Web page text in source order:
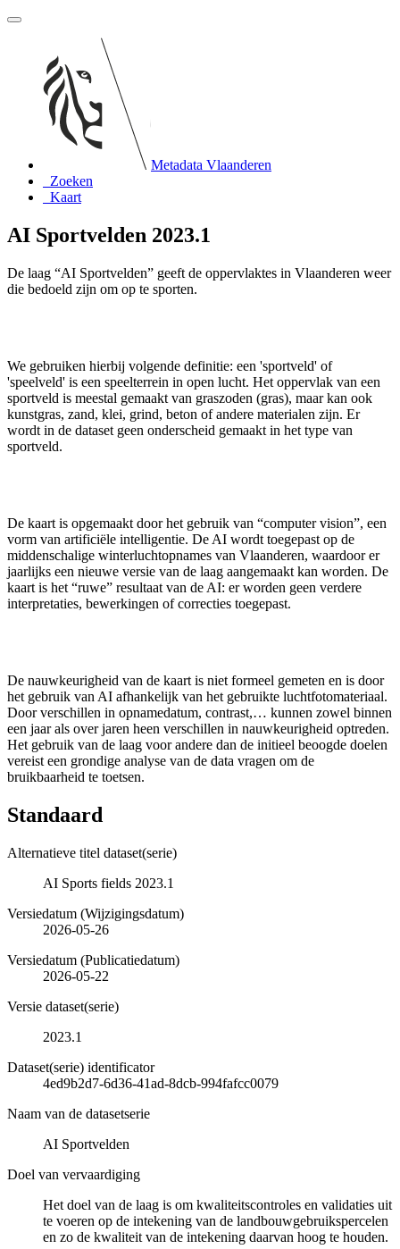
Metadata Vlaanderen
Zoeken
Kaart
AI Sportvelden 2023.1
De laag “AI Sportvelden” geeft de oppervlaktes in Vlaanderen weer
die bedoeld zijn om op te sporten.
We gebruiken hierbij volgende definitie: een 'sportveld' of
'speelveld' is een speelterrein in open lucht. Het oppervlak van een
sportveld is meestal gemaakt van graszoden (gras), maar kan ook
kunstgras, zand, klei, grind, beton of andere materialen zijn. Er
wordt in de dataset geen onderscheid gemaakt in het type van
sportveld.
De kaart is opgemaakt door het gebruik van “computer vision”, een
vorm van artificiële intelligentie. De AI wordt toegepast op de
middenschalige winterluchtopnames van Vlaanderen, waardoor er
jaarlijks een nieuwe versie van de laag aangemaakt kan worden. De
kaart is het “ruwe” resultaat van de AI: er worden geen verdere
interpretaties, bewerkingen of correcties toegepast.
De nauwkeurigheid van de kaart is niet formeel gemeten en is door
het gebruik van AI afhankelijk van het gebruikte luchtfotomateriaal.
Door verschillen in opnamedatum, contrast,… kunnen zowel binnen
een jaar als over jaren heen verschillen in nauwkeurigheid optreden.
Het gebruik van de laag voor andere dan de initieel beoogde doelen
vereist een grondige analyse van de data vragen om de
bruikbaarheid te toetsen.
Standaard
Alternatieve titel dataset(serie)
AI Sports fields 2023.1
Versiedatum (Wijzigingsdatum)
2026-05-26
Versiedatum (Publicatiedatum)
2026-05-22
Versie dataset(serie)
2023.1
Dataset(serie) identificator
4ed9b2d7-6d36-41ad-8dcb-994fafcc0079
Naam van de datasetserie
AI Sportvelden
Doel van vervaardiging
Het doel van de laag is om kwaliteitscontroles en validaties uit
te voeren op de intekening van de landbouwgebruikspercelen
en zo de kwaliteit van de intekening daarvan hoog te houden.